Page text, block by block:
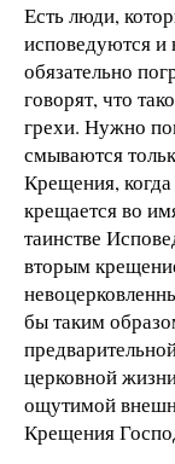
Есть люди,
исповедуются
обязательно
говорят, что
грехи. Нужно
смываются
Крещения, когда
крещается во
таинстве
вторым
бы таким
церковной
ощутимой
Крещения